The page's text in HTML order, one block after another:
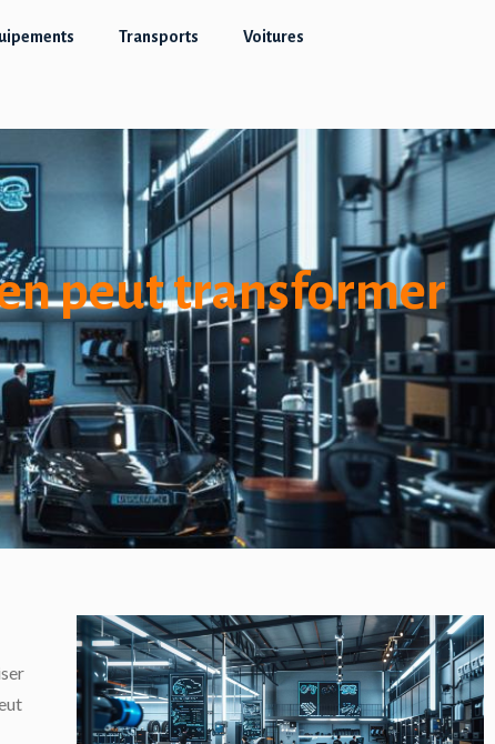
Transports Voitures
peut transformer